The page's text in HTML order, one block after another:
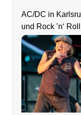
AC/DC in
und Rock ’n‘ Roll